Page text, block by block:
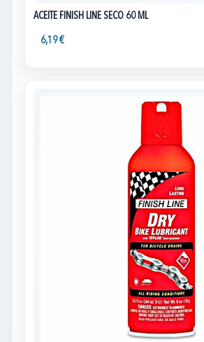
ACEITE FINISH LINE SECO 60 ML
6,19 €